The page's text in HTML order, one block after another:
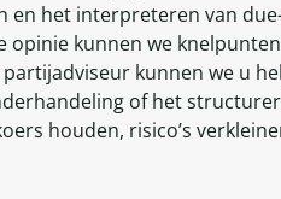
en het interpreteren van
opinie kunnen we
kunnen we u
of het
houden, risico’s